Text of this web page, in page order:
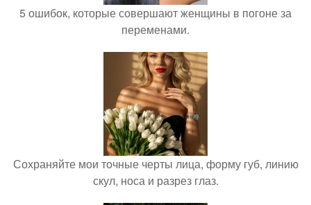
5 ошибок, которые совершают женщины в погоне за
переменами.
Сохраняйте мои точные черты лица, форму губ, линию
скул, носа и разрез глаз.